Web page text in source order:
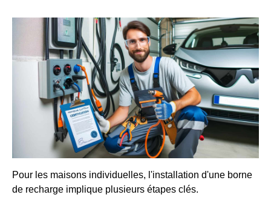
Pour les maisons individuelles, l'installation d'une borne
de recharge implique plusieurs étapes clés.